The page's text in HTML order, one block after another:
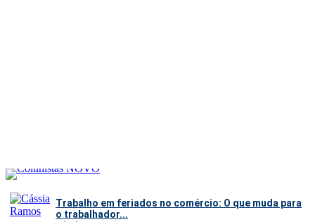
Trabalho em feriados no comércio: O que muda para
o trabalhador...